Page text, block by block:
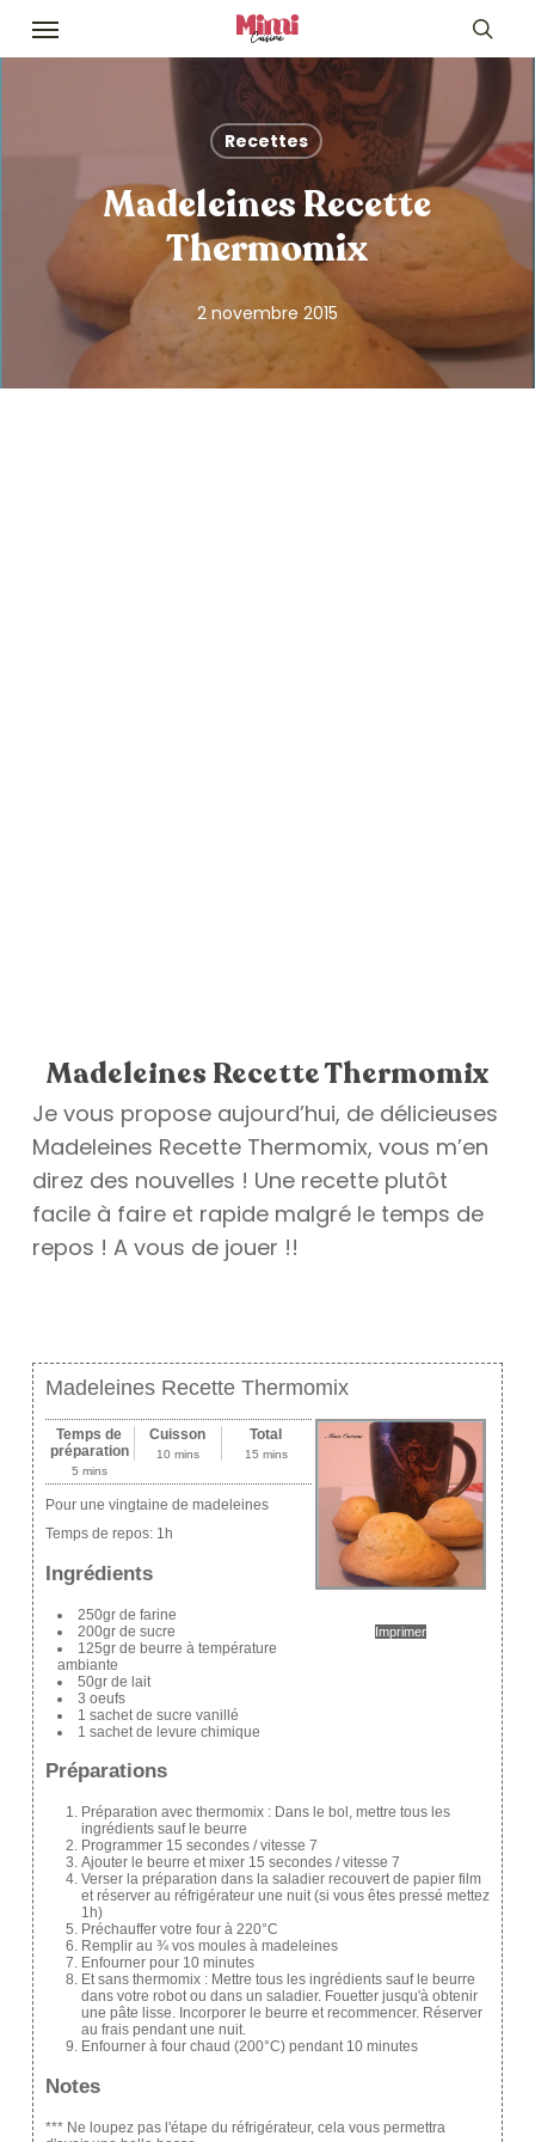
SkipMenu
Recettes
Madeleines Recette
Thermomix
2 novembre 2015
Madeleines Recette Thermomix
Je vous propose aujourd’hui, de délicieuses
Madeleines Recette Thermomix, vous m’en
direz des nouvelles ! Une recette plutôt
facile à faire et rapide malgré le temps de
repos ! A vous de jouer !!
Madeleines Recette Thermomix
Imprimer
Temps de
préparation
5 mins
Cuisson
10 mins
Total
15 mins
Pour une vingtaine de madeleines
Temps de repos: 1h
Ingrédients
250gr de farine
200gr de sucre
125gr de beurre à température
ambiante
50gr de lait
3 oeufs
1 sachet de sucre vanillé
1 sachet de levure chimique
Préparations
Préparation avec thermomix : Dans le bol, mettre tous les
ingrédients sauf le beurre
Programmer 15 secondes / vitesse 7
Ajouter le beurre et mixer 15 secondes / vitesse 7
Verser la préparation dans la saladier recouvert de papier film
et réserver au réfrigérateur une nuit (si vous êtes pressé mettez
1h)
Préchauffer votre four à 220°C
Remplir au ¾ vos moules à madeleines
Enfourner pour 10 minutes
Et sans thermomix : Mettre tous les ingrédients sauf le beurre
dans votre robot ou dans un saladier. Fouetter jusqu'à obtenir
une pâte lisse. Incorporer le beurre et recommencer. Réserver
au frais pendant une nuit.
Enfourner à four chaud (200°C) pendant 10 minutes
Notes
*** Ne loupez pas l'étape du réfrigérateur, cela vous permettra